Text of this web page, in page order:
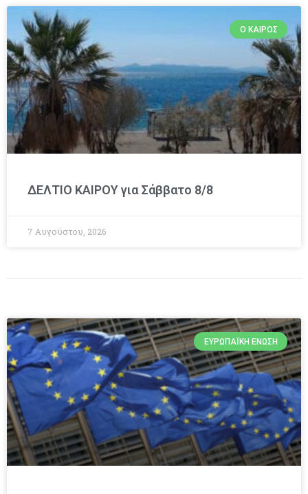
Ο ΚΑΙΡΌΣ
ΔΕΛΤΙΟ ΚΑΙΡΟΥ για Σάββατο 8/8
7 Αυγούστου, 2026
ΕΥΡΩΠΑΪΚΉ ΈΝΩΣΗ